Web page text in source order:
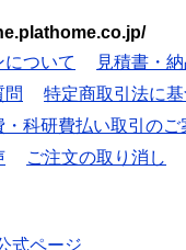
ついて
見積書・
問
特定商取引法に
・科研費払い取引のご
ご注文の取り消し
式ページ